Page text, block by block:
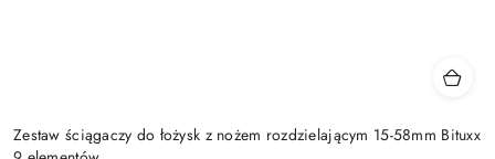
Zestaw ściągaczy do łożysk z nożem rozdzielającym 15-58mm Bituxx